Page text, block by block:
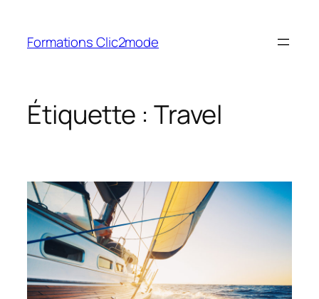
contenu
Formations Clic2mode
Étiquette : Travel